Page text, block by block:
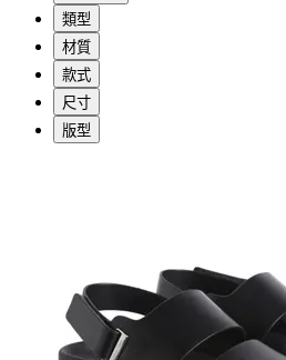
類型
材質
款式
尺寸
版型